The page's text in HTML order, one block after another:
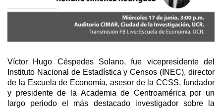
Víctor Hugo Céspedes Solano, fue vicepresidente del
Instituto Nacional de Estadística y Censos (INEC), director
de la Escuela de Economía, asesor de la CCSS, fundador
y presidente de la Academia de Centroamérica por un
largo periodo el más destacado investigador sobre la